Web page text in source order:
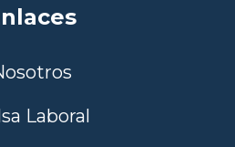
Laboral